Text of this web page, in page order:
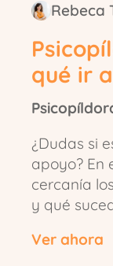
Rebeca
qué ir
¿Dudas si
apoyo? En
cercanía
y qué
Ver ahora